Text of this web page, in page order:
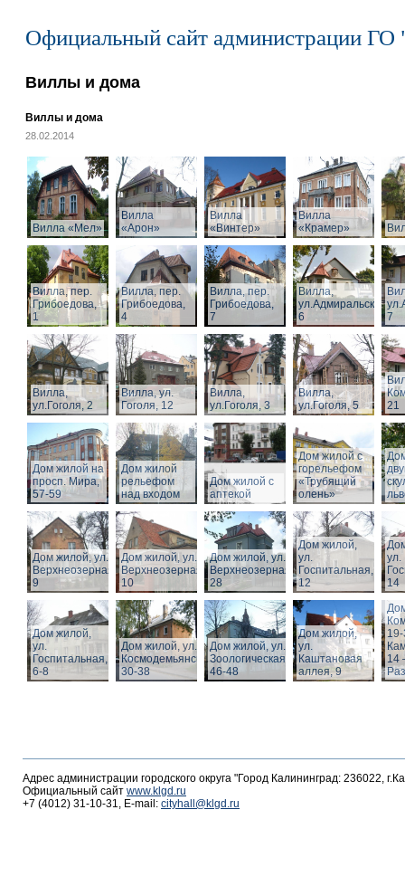
Официальный сайт администрации ГО
Виллы и дома
Виллы и дома
28.02.2014
Вилла «Мел»
Вилла
«Арон»
Вилла
«Винтер»
Вилла
«Крамер»
Вилла, пер.
Грибоедова,
1
Вилла, пер.
Грибоедова,
4
Вилла, пер.
Грибоедова,
7
Вилла,
ул.Адмиральская,
6
7
Вилла,
ул.Гоголя, 2
Вилла, ул.
Гоголя, 12
Вилла,
ул.Гоголя, 3
Вилла,
ул.Гоголя, 5
21
Дом жилой на
просп. Мира,
57-59
Дом жилой
рельефом
над входом
Дом жилой с
аптекой
Дом жилой с
горельефом
«Трубящий
олень»
Дом жилой, ул.
Верхнеозерная,
9
Дом жилой, ул.
Верхнеозерная,
10
Дом жилой, ул.
Верхнеозерная,
28
Дом жилой,
ул.
Госпитальная,
12
ул.
14
Дом жилой,
ул.
Госпитальная,
6-8
Дом жилой, ул. З.
Космодемьянской
30-38
Дом жилой, ул.
Зоологическая,
46-48
Дом жилой,
ул.
Каштановая
аллея, 9
14
Адрес администрации городского округа "Город Калининград: 236022,
Официальный сайт www.klgd.ru
+7 (4012) 31-10-31, E-mail: cityhall@klgd.ru